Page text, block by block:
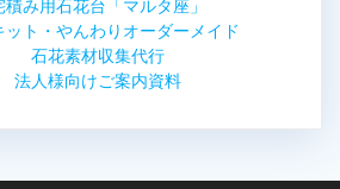
積み用石花台「マルタ座」
ット・やんわりオーダーメイド
石花素材収集代行
法人様向けご案内資料